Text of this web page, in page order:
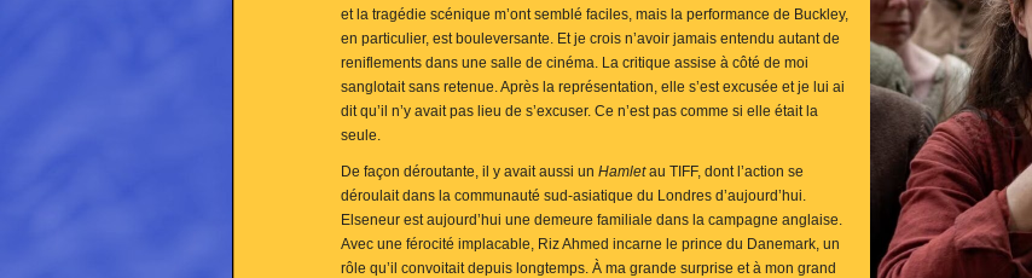
et la tragédie scénique m’ont semblé faciles, mais la performance de Buckley,
en particulier, est bouleversante. Et je crois n’avoir jamais entendu autant de
reniflements dans une salle de cinéma. La critique assise à côté de moi
sanglotait sans retenue. Après la représentation, elle s’est excusée et je lui ai
dit qu’il n’y avait pas lieu de s’excuser. Ce n’est pas comme si elle était la
seule.
De façon déroutante, il y avait aussi un Hamletau TIFF, dont l’action se
déroulait dans la communauté sud-asiatique du Londres d’aujourd’hui.
Elseneur est aujourd’hui une demeure familiale dans la campagne anglaise.
Avec une férocité implacable, Riz Ahmed incarne le prince du Danemark, un
rôle qu’il convoitait depuis longtemps. À ma grande surprise et à mon grand